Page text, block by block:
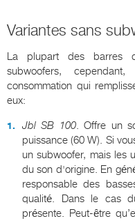
Variantes sans
La plupart des barres
subwoofers,
consommation qui
eux:
Jbl SB 100. Offre un
puissance (60 W). Si
un subwoofer, mais les
du son d'origine. En
responsable des
qualité. Dans le cas
présente. Peut-être